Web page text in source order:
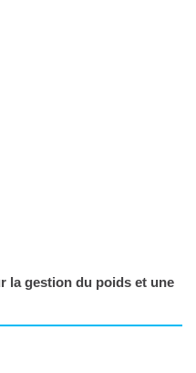
la gestion du poids et une